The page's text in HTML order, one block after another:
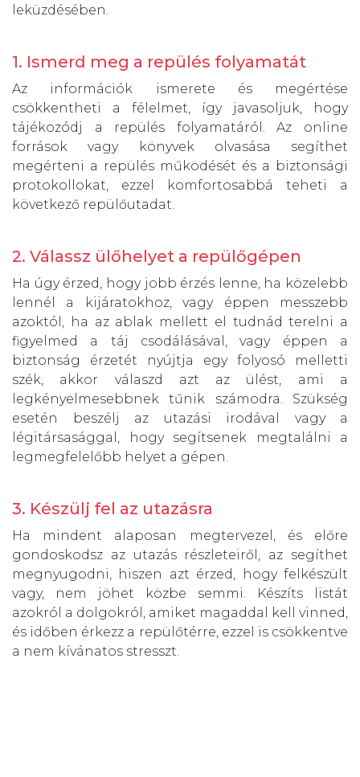
leküzdésében.
1. Ismerd meg a repülés folyamatát
Az információk ismerete és megértése
csökkentheti a félelmet, így javasoljuk, hogy
tájékozódj a repülés folyamatáról. Az online
források vagy könyvek olvasása segíthet
megérteni a repülés működését és a biztonsági
protokollokat, ezzel komfortosabbá teheti a
következő repülőutadat.
2. Válassz ülőhelyet a repülőgépen
Ha úgy érzed, hogy jobb érzés lenne, ha közelebb
lennél a kijáratokhoz, vagy éppen messzebb
azoktól, ha az ablak mellett el tudnád terelni a
figyelmed a táj csodálásával, vagy éppen a
biztonság érzetét nyújtja egy folyosó melletti
szék, akkor válaszd azt az ülést, ami a
legkényelmesebbnek tűnik számodra. Szükség
esetén beszélj az utazási irodával vagy a
légitársasággal, hogy segítsenek megtalálni a
legmegfelelőbb helyet a gépen.
3. Készülj fel az utazásra
Ha mindent alaposan megtervezel, és előre
gondoskodsz az utazás részleteiről, az segíthet
megnyugodni, hiszen azt érzed, hogy felkészült
vagy, nem jöhet közbe semmi. Készíts listát
azokról a dolgokról, amiket magaddal kell vinned,
és időben érkezz a repülőtérre, ezzel is csökkentve
a nem kívánatos stresszt.